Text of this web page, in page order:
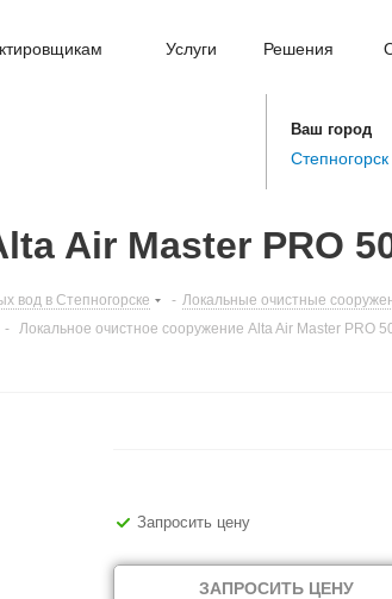
Услуги Решения
Ваш город
Степногорск
Air Master PRO
вод в Степногорске - Локальные очистные
- Локальное очистное сооружение Alta Air Master PRO
Запросить цену
ЗАПРОСИТЬ ЦЕНУ